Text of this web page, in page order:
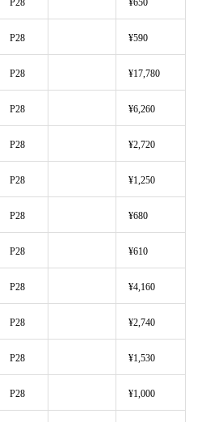
P28 ¥650
P28 ¥590
P28 ¥17,780
P28 ¥6,260
P28 ¥2,720
P28 ¥1,250
P28 ¥680
P28 ¥610
P28 ¥4,160
P28 ¥2,740
P28 ¥1,530
P28 ¥1,000